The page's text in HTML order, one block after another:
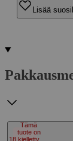
Lisää
18
Tämä
tuote on
kielletty